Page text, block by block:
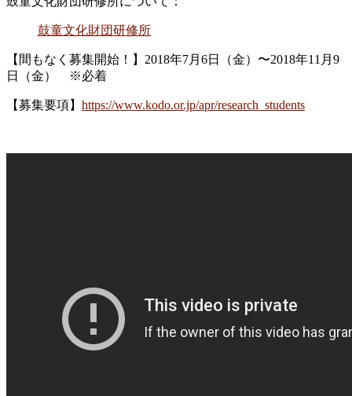
鼓童文化財団研修所
【間もなく募集開始！】2018年7月6日（金）〜2018年11月9
日（金） ※必着
【募集要項】 https://www.kodo.or.jp/apr/research_students